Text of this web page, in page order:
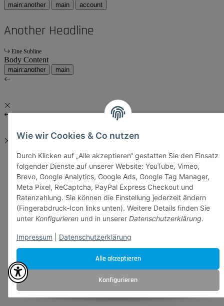
Alle akzeptieren
Konfigurieren
Wie wir Cookies & Co nutzen
Durch Klicken auf „Alle akzeptieren“ gestatten Sie den Einsatz
folgender Dienste auf unserer Website: YouTube, Vimeo,
Brevo, Google Analytics, Google Ads, Google Tag Manager,
Meta Pixel, ReCaptcha, PayPal Express Checkout und
Ratenzahlung. Sie können die Einstellung jederzeit ändern
(Fingerabdruck-Icon links unten). Weitere Details finden Sie
unter Konfigurieren und in unserer Datenschutzerklärung.
Impressum Datenschutzerklärung
main:another main account
Another Headline
Eine Subline
Body Content
main:another main